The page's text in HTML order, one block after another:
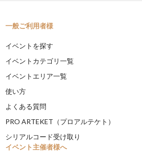
一般ご利用者様
イベントを探す
イベントカテゴリ一覧
イベントエリア一覧
使い方
よくある質問
PRO ARTEKET（プロアルテケト）
シリアルコード受け取り
イベント主催者様へ